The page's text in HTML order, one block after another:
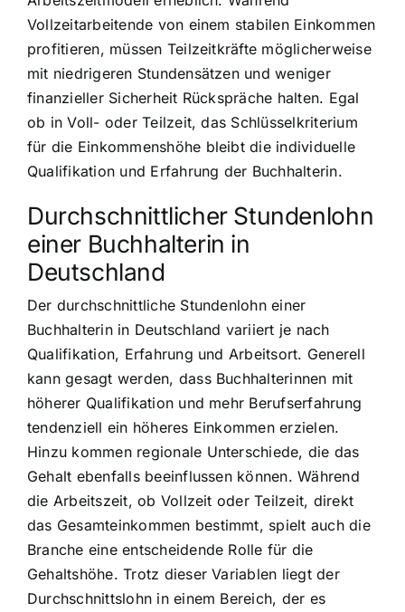
Vollzeitarbeitende von einem stabilen Einkommen
profitieren, müssen Teilzeitkräfte möglicherweise
mit niedrigeren Stundensätzen und weniger
finanzieller Sicherheit Rückspräche halten. Egal
ob in Voll- oder Teilzeit, das Schlüsselkriterium
für die Einkommenshöhe bleibt die individuelle
Qualifikation und Erfahrung der Buchhalterin.
Durchschnittlicher Stundenlohn
einer Buchhalterin in
Deutschland
Der durchschnittliche Stundenlohn einer
Buchhalterin in Deutschland variiert je nach
Qualifikation, Erfahrung und Arbeitsort. Generell
kann gesagt werden, dass Buchhalterinnen mit
höherer Qualifikation und mehr Berufserfahrung
tendenziell ein höheres Einkommen erzielen.
Hinzu kommen regionale Unterschiede, die das
Gehalt ebenfalls beeinflussen können. Während
die Arbeitszeit, ob Vollzeit oder Teilzeit, direkt
das Gesamteinkommen bestimmt, spielt auch die
Branche eine entscheidende Rolle für die
Gehaltshöhe. Trotz dieser Variablen liegt der
Durchschnittslohn in einem Bereich, der es